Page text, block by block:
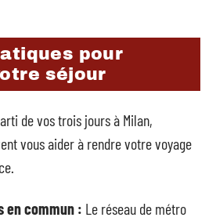
pour
séjour
de vos trois jours à Milan,
vous aider à rendre votre voyage
en commun : Le réseau de métro